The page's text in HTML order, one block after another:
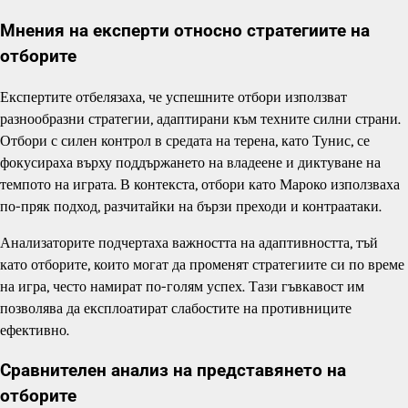
Мнения на експерти относно стратегиите на
отборите
Експертите отбелязаха, че успешните отбори използват
разнообразни стратегии, адаптирани към техните силни страни.
Отбори с силен контрол в средата на терена, като Тунис, се
фокусираха върху поддържането на владеене и диктуване на
темпото на играта. В контекста, отбори като Мароко използваха
по-пряк подход, разчитайки на бързи преходи и контраатаки.
Анализаторите подчертаха важността на адаптивността, тъй
като отборите, които могат да променят стратегиите си по време
на игра, често намират по-голям успех. Тази гъвкавост им
позволява да експлоатират слабостите на противниците
ефективно.
Сравнителен анализ на представянето на
отборите